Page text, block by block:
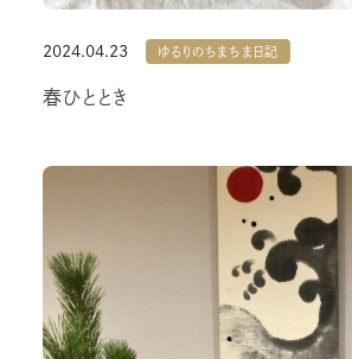
2024.04.23 ゆるりのちまちま日記
春ひととき